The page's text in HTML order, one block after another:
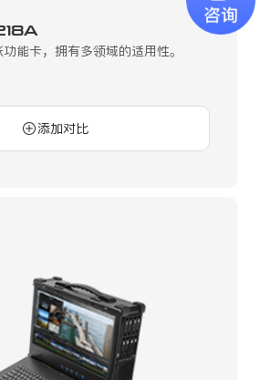
能卡，拥有多领域的适用性。
添加对比